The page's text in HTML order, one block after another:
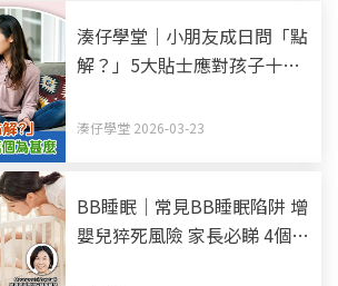
湊仔學堂｜小朋友成日問「點
解？」5大貼士應對孩子十萬
湊仔學堂 2026-03-23
BB睡眠｜常見BB睡眠陷阱 增
嬰兒猝死風險 家長必睇 4個